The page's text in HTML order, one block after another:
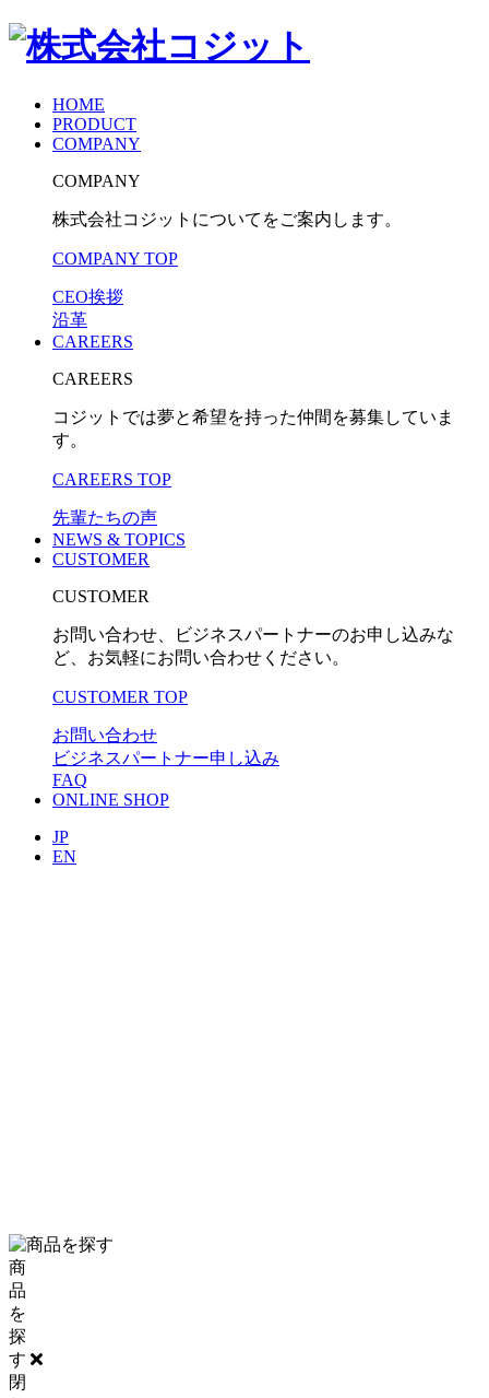
HOME
PRODUCT
COMPANY
COMPANY
株式会社コジットについてをご案内します。
COMPANY TOP
CEO挨拶
沿革
CAREERS
CAREERS
コジットでは夢と希望を持った仲間を募集していま
す。
CAREERS TOP
先輩たちの声
NEWS & TOPICS
CUSTOMER
CUSTOMER
お問い合わせ、ビジネスパートナーのお申し込みな
ど、お気軽にお問い合わせください。
CUSTOMER TOP
お問い合わせ
ビジネスパートナー申し込み
FAQ
ONLINE SHOP
JP
EN
商
品
を
探
す
閉